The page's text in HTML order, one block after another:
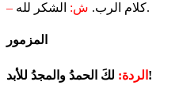
– كلام الرب. ش: الشكر لله.
المزمور
الردة: لكَ الحمدُ والمجدُ للأبد!